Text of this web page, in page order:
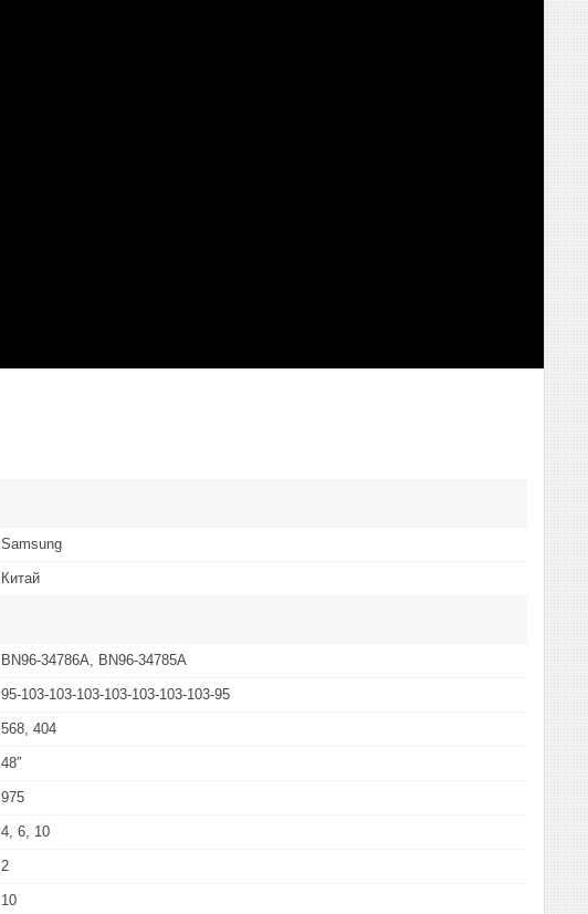
Samsung
Китай
BN96-34786A, BN96-34785A
95-103-103-103-103-103-103-103-95
568, 404
48″
975
4, 6, 10
2
10